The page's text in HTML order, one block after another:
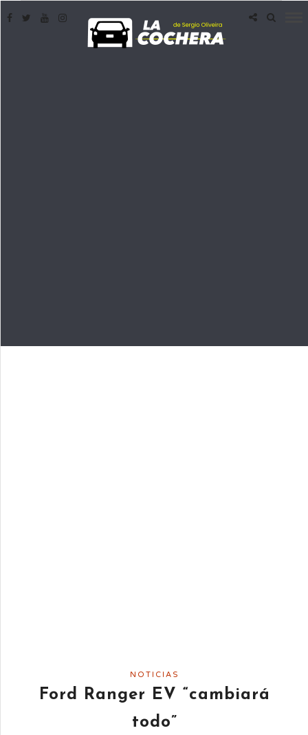
NOTICIAS
Ford Ranger EV “cambiará
todo”